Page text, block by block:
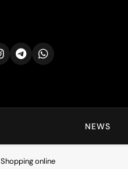
NEWS
Shopping online